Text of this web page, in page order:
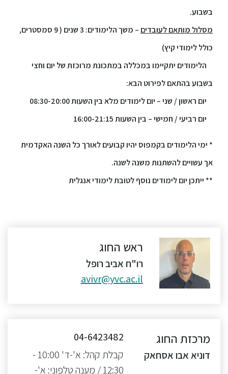
בשבוע.
מסלול מותאם לעובדים
– משך הלימודים: 3 שנים ( 9 סמסטרים,
כולל לימודי קיץ)
הלימודים יתקיימו במכללה במתכונת מרוכזת של יום וחצי
בשבוע בהתאם לפירוט הבא:
יום ראשון / שני – יום לימודים מלא בין השעות 08:30-20:00
יום רביעי / חמישי – בין השעות 16:00-21:15
* ימי הלימודים בקמפוס יהיו קבועים לאורך כל השנה האקדמית
אך עשויים להשתנות משנה לשנה.
** ייתכן יום לימודים נוסף לטובת לימודי אנגלית
ראש החוג
רו"ח אביב רופל
avivr@yvc.ac.il
מרכזת החוג
דוניא אבו אסחאק
04-6423482
קבלת קהל: א'-ד' 10:00 -
12:30 / מענה טלפוני: א'-